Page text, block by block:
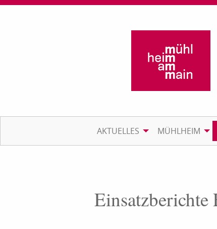
AKTUELLES MÜHLHEIM
Einsatzberichte